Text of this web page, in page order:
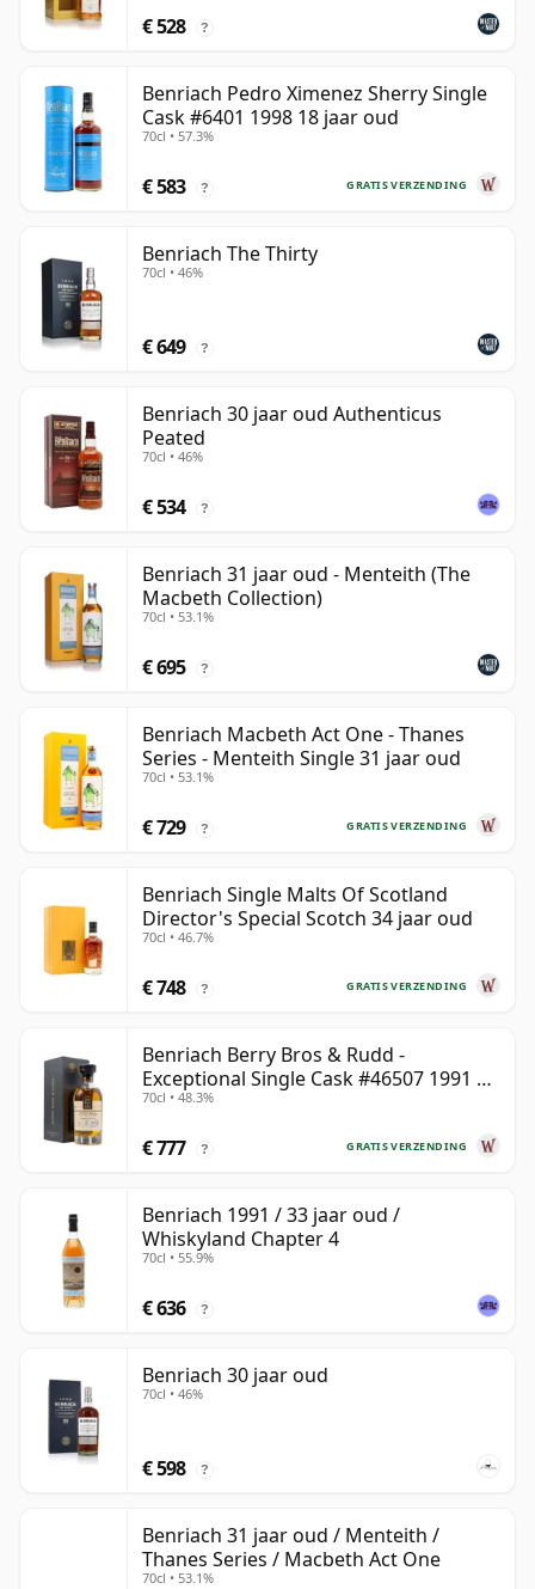
€ 528 ?
Benriach Pedro Ximenez Sherry Single
Cask #6401 1998 18 jaar oud
70cl • 57.3%
GRATIS VERZENDING
€ 583 ?
Benriach The Thirty
70cl • 46%
€ 649 ?
Benriach 30 jaar oud Authenticus
Peated
70cl • 46%
€ 534 ?
Benriach 31 jaar oud - Menteith (The
Macbeth Collection)
70cl • 53.1%
€ 695 ?
Benriach Macbeth Act One - Thanes
Series - Menteith Single 31 jaar oud
70cl • 53.1%
GRATIS VERZENDING
€ 729 ?
Benriach Single Malts Of Scotland
Director's Special Scotch 34 jaar oud
70cl • 46.7%
GRATIS VERZENDING
€ 748 ?
Benriach Berry Bros & Rudd -
Exceptional Single Cask #46507 1991 31
jaar oud
70cl • 48.3%
GRATIS VERZENDING
€ 777 ?
Benriach 1991 / 33 jaar oud /
Whiskyland Chapter 4
70cl • 55.9%
€ 636 ?
Benriach 30 jaar oud
70cl • 46%
€ 598 ?
Benriach 31 jaar oud / Menteith /
Thanes Series / Macbeth Act One
70cl • 53.1%